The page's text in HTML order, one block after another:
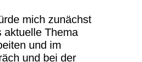
mich zunächst
aktuelle Thema
und im
und bei der